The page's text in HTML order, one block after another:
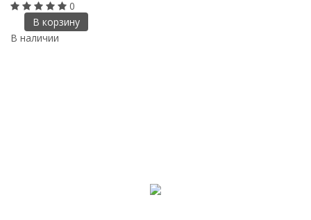
0
В корзину
В наличии